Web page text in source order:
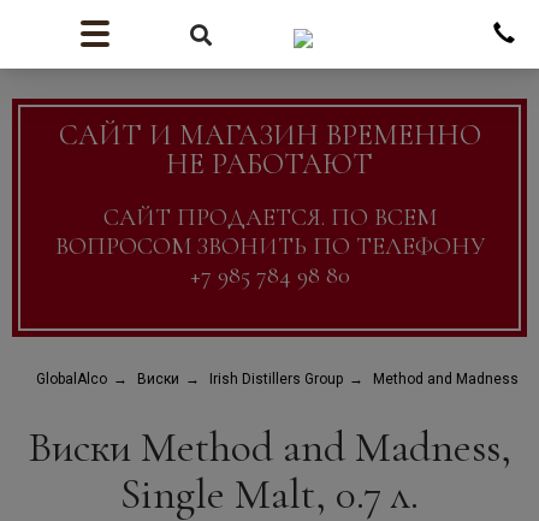
САЙТ И МАГАЗИН ВРЕМЕННО
НЕ РАБОТАЮТ
САЙТ ПРОДАЕТСЯ. ПО ВСЕМ
ВОПРОСОМ ЗВОНИТЬ ПО ТЕЛЕФОНУ
+7 985 784 98 80
GlobalAlco Виски Irish Distillers Group Method and Madness
Виски Method and Madness,
Single Malt, 0.7 л.